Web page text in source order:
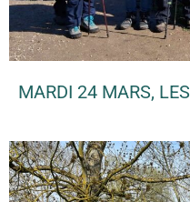
MARDI 24 MARS,